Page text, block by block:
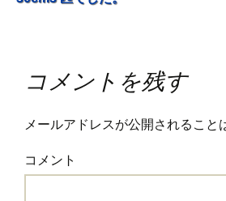
コメントを残す
メールアドレスが公開されること
コメント